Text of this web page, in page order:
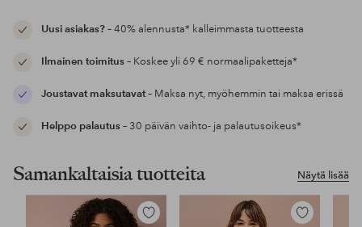
Uusi asiakas?– 40% alennusta* kalleimmasta tuotteesta
Ilmainen toimitus– Koskee yli 69 € normaalipaketteja*
Joustavat maksutavat– Maksa nyt, myöhemmin tai maksa erissä
Helppo palautus– 30 päivän vaihto- ja palautusoikeus*
Näytä lisää
Samankaltaisia tuotteita
Lisää
Lisää